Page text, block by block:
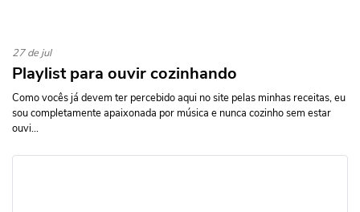
27 de jul
Playlist para ouvir cozinhando
Como vocês já devem ter percebido aqui no site pelas minhas receitas, eu
sou completamente apaixonada por música e nunca cozinho sem estar
ouvi...